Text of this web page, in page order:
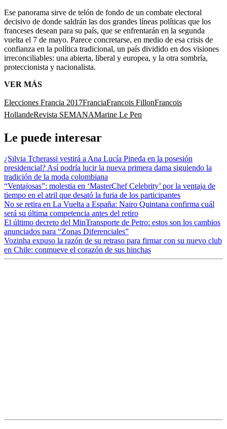
Ese panorama sirve de telón de fondo de un combate electoral
decisivo de donde saldrán las dos grandes líneas políticas que los
franceses desean para su país, que se enfrentarán en la segunda
vuelta el 7 de mayo. Parece concretarse, en medio de esa crisis de
confianza en la política tradicional, un país dividido en dos visiones
irreconciliables: una abierta, liberal y europea, y la otra sombría,
proteccionista y nacionalista.
VER MÁS
Elecciones Francia 2017FranciaFrancois FillonFrancois
HollandeRevista SEMANAMarine Le Pen
Le puede interesar
¿Silvia Tcherassi vestirá a Ana Lucía Pineda en la posesión
presidencial? Así podría lucir la nueva primera dama siguiendo la
tradición de la moda colombiana
“Ventajosas”: molestia en ‘MasterChef Celebrity’ por la ventaja de
tiempo en el atril que desató la furia de los participantes
No se retira en La Vuelta a España: Nairo Quintana confirma cuál
será su última competencia antes del retiro
El último decreto del MinTransporte de Petro: estos son los cambios
anunciados para “Zonas Diferenciales”
Vozinha expuso la razón de su retraso para firmar con su nuevo club
en Chile: conmueve el corazón de sus hinchas